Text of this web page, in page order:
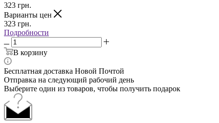
323 грн.
Варианты цен
323 грн.
Подробности
В корзину
Бесплатная доставка Новой Почтой
Отправка на следующий рабочий день
Выберите один из товаров, чтобы получить подарок